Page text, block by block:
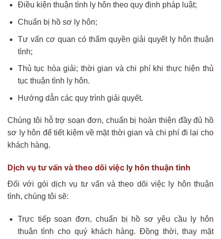
Điều kiện thuận tình ly hôn theo quy định pháp luật;
Chuẩn bị hồ sơ ly hôn;
Tư vấn cơ quan có thẩm quyền giải quyết ly hôn thuận
tình;
Thủ tục hòa giải; thời gian và chi phí khi thực hiện thủ
tục thuận tình ly hôn.
Hướng dẫn các quy trình giải quyết.
Chúng tôi hỗ trợ soạn đơn, chuẩn bị hoàn thiện đầy đủ hồ
sơ ly hôn để tiết kiệm về mặt thời gian và chi phí đi lại cho
khách hàng.
Dịch vụ tư vấn và theo dõi việc ly hôn thuận tình
Đối với gói dịch vụ tư vấn và theo dõi việc ly hôn thuận
tình, chúng tôi sẽ:
Trực tiếp soạn đơn, chuẩn bị hồ sơ yêu cầu ly hôn
thuận tình cho quý khách hàng. Đồng thời, thay mặt